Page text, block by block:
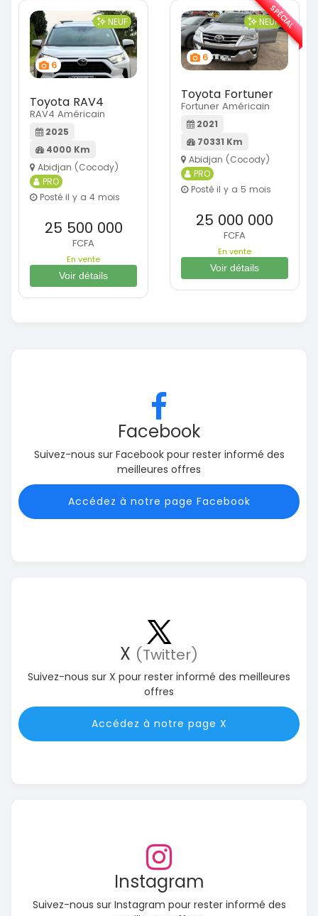
6
NEUF
Toyota RAV4
RAV4 Américain
2025
4000 Km
Abidjan (Cocody)
PRO
Posté il y a 4 mois
25 500 000
FCFA
En vente
Voir détails
6
NEUF
Toyota Fortuner
Fortuner Américain
2021
70331 Km
Abidjan (Cocody)
PRO
Posté il y a 5 mois
25 000 000
FCFA
En vente
Voir détails
SPÉCIAL
Facebook
Suivez-nous sur Facebook pour rester informé des
meilleures offres
Accédez à notre page Facebook
X (Twitter)
Suivez-nous sur X pour rester informé des meilleures
offres
Accédez à notre page X
Instagram
Suivez-nous sur Instagram pour rester informé des